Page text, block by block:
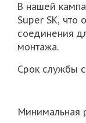
В нашей
Super SK, что
соединения
монтажа.
Срок службы
Минимальная